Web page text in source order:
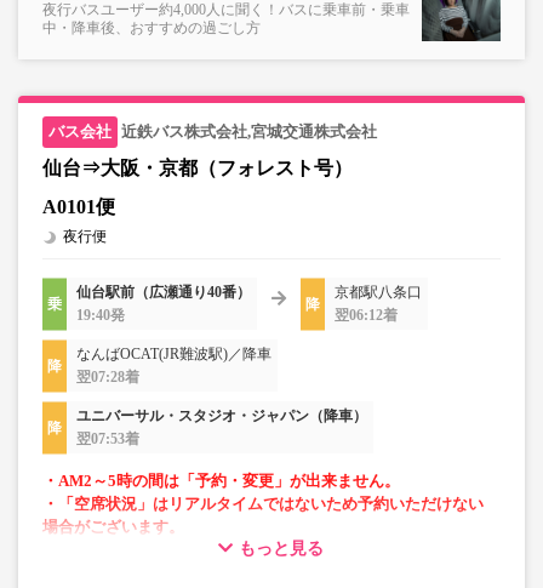
夜行バスユーザー約4,000人に聞く！バスに乗車前・乗車
中・降車後、おすすめの過ごし方
近鉄バス株式会社,宮城交通株式会社
仙台⇒大阪・京都（フォレスト号）
A0101便
夜行便
仙台駅前（広瀬通り40番）
19:40発
京都駅八条口
翌06:12着
なんばOCAT(JR難波駅)／降車
翌07:28着
ユニバーサル・スタジオ・ジャパン（降車）
翌07:53着
・AM2～5時の間は「予約・変更」が出来ません。
・「空席状況」はリアルタイムではないため予約いただけない
場合がございます。
・車両は予告なく変更となる場合がございます。これに伴い、
もっと見る